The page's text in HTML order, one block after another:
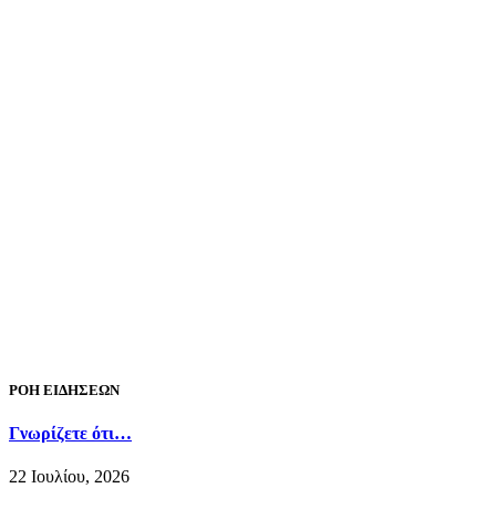
ΡΟΗ ΕΙΔΗΣΕΩΝ
Γνωρίζετε ότι…
22 Ιουλίου, 2026